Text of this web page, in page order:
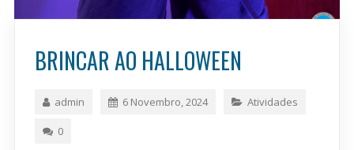
BRINCAR AO HALLOWEEN
admin 6 Novembro, 2024 Atividades
0